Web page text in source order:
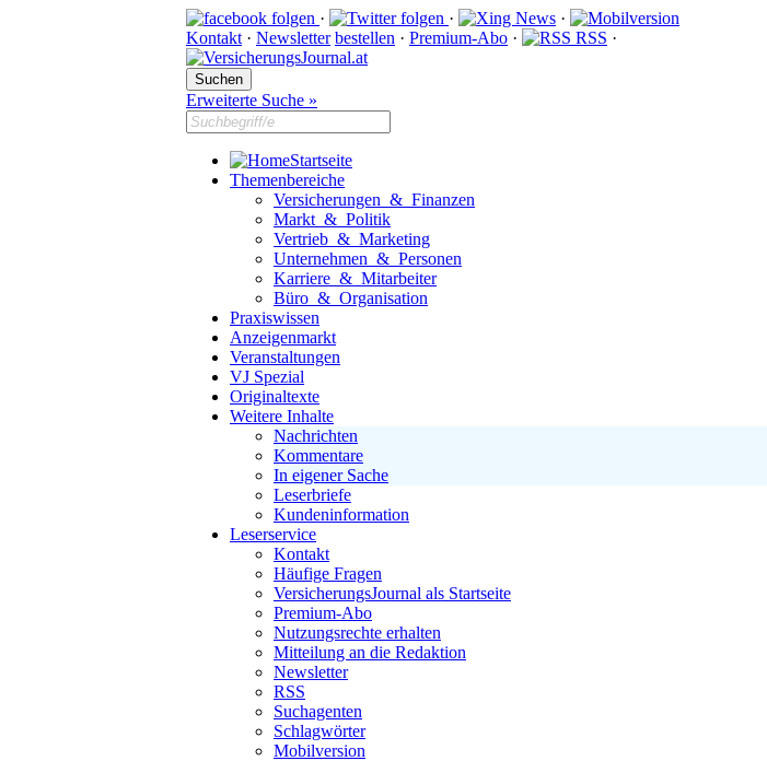
· ·
·
Kontakt · Newsletter bestellen · Premium-Abo · RSS ·
Erweiterte Suche »
Startseite
Themenbereiche
Versicherungen & Finanzen
Markt & Politik
Vertrieb & Marketing
Unternehmen & Personen
Karriere & Mitarbeiter
Büro & Organisation
Praxiswissen
Anzeigenmarkt
Veranstaltungen
VJ Spezial
Originaltexte
Weitere Inhalte
Nachrichten
Kommentare
In eigener Sache
Leserbriefe
Kundeninformation
Leserservice
Kontakt
Häufige Fragen
VersicherungsJournal als Startseite
Premium-Abo
Nutzungsrechte erhalten
Mitteilung an die Redaktion
Newsletter
RSS
Suchagenten
Schlagwörter
Mobilversion